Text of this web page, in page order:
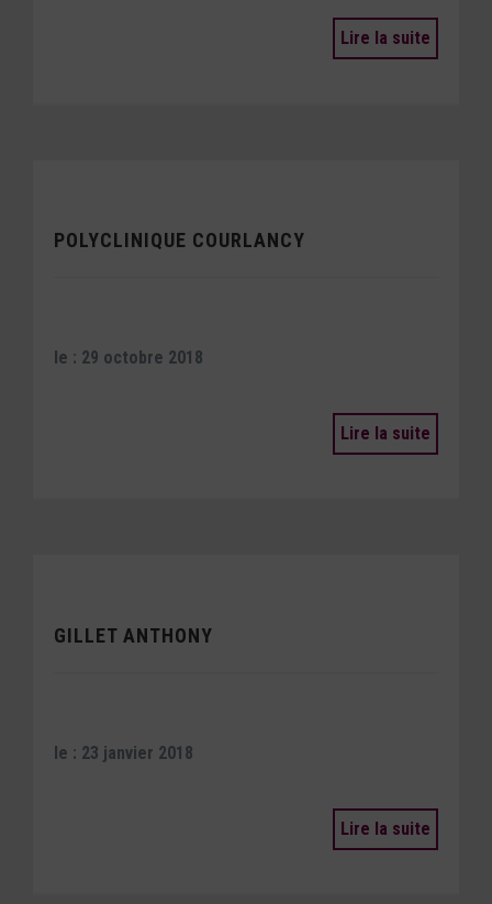
Lire la suite
POLYCLINIQUE COURLANCY
le : 29 octobre 2018
Lire la suite
GILLET ANTHONY
le : 23 janvier 2018
Lire la suite